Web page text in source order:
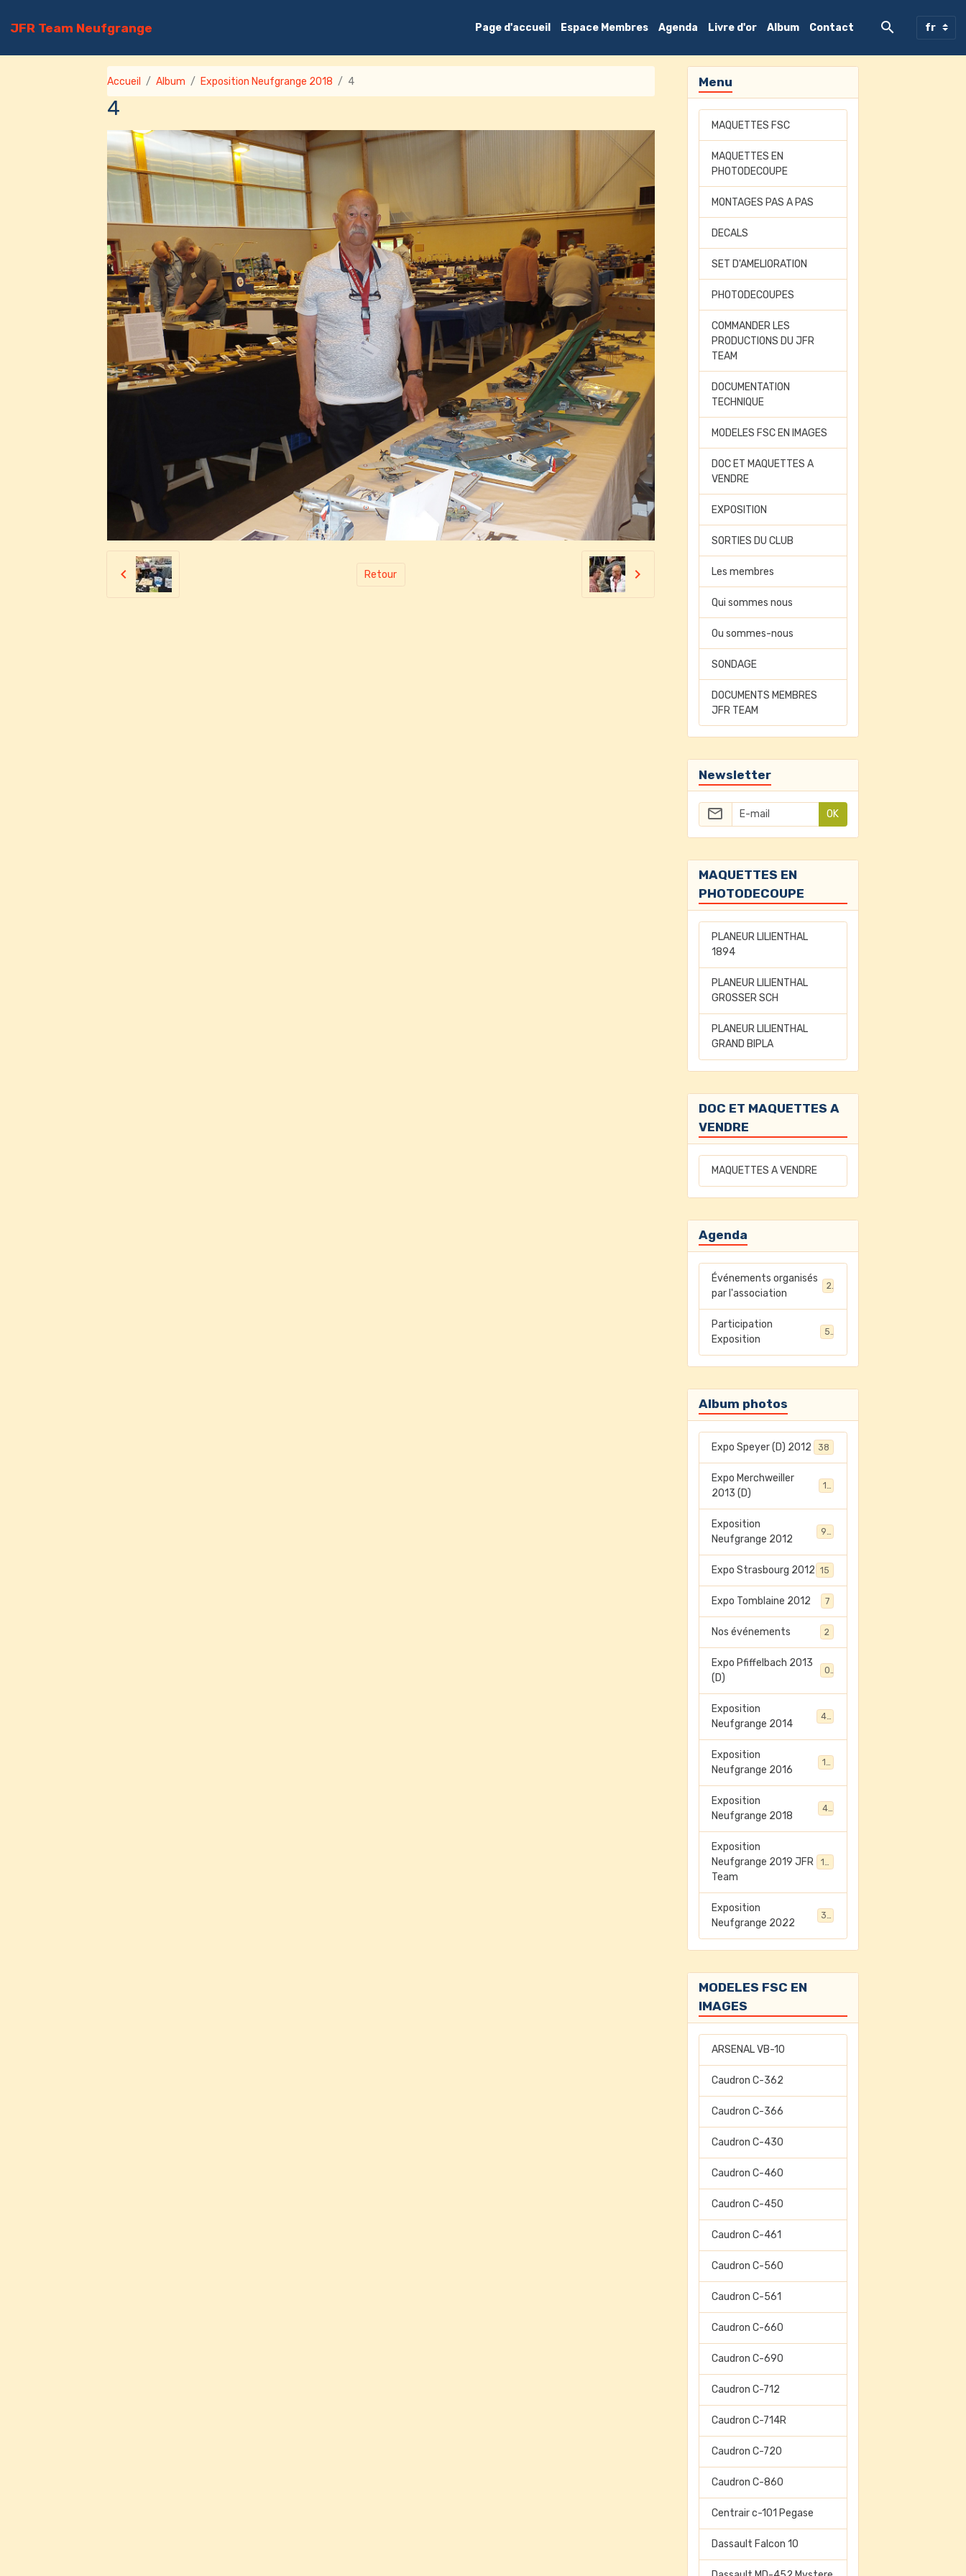
JFR Team Neufgrange Page d'accueil Espace Membres Agenda Livre d'or Album Contact
Accueil Album Exposition Neufgrange 2018 4
4
Retour
Menu
MAQUETTES FSC
MAQUETTES EN
PHOTODECOUPE
MONTAGES PAS A PAS
DECALS
SET D'AMELIORATION
PHOTODECOUPES
COMMANDER LES
PRODUCTIONS DU JFR
TEAM
DOCUMENTATION
TECHNIQUE
MODELES FSC EN IMAGES
DOC ET MAQUETTES A
VENDRE
EXPOSITION
SORTIES DU CLUB
Les membres
Qui sommes nous
Ou sommes-nous
SONDAGE
DOCUMENTS MEMBRES
JFR TEAM
Newsletter
OK
MAQUETTES EN
PHOTODECOUPE
PLANEUR LILIENTHAL
1894
PLANEUR LILIENTHAL
GROSSER SCH
PLANEUR LILIENTHAL
GRAND BIPLA
DOC ET MAQUETTES A
VENDRE
MAQUETTES A VENDRE
Agenda
Événements organisés
par l'association
2
Participation
Exposition
5
Album photos
Expo Speyer (D) 2012 38
Expo Merchweiller
2013 (D)
17
Exposition
Neufgrange 2012
94
Expo Strasbourg 2012 15
Expo Tomblaine 2012 7
Nos événements 2
Expo Pfiffelbach 2013
(D)
0
Exposition
Neufgrange 2014
45
Exposition
Neufgrange 2016
13
Exposition
Neufgrange 2018
41
Exposition
Neufgrange 2019 JFR
Team
Exposition
Neufgrange 2022
32
MODELES FSC EN
IMAGES
ARSENAL VB-10
Caudron C-362
Caudron C-366
Caudron C-430
Caudron C-460
Caudron C-450
Caudron C-461
Caudron C-560
Caudron C-561
Caudron C-660
Caudron C-690
Caudron C-712
Caudron C-714R
Caudron C-720
Caudron C-860
Centrair c-101 Pegase
Dassault Falcon 10